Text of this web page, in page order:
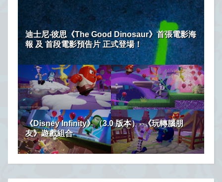
迪士尼‧彼思《The Good Dinosaur》首張電影海
報 及 首段電影預告片 正式登場！
《Disney Infinity》（3.0 版本）- 《玩轉腦朋
友》遊戲組合